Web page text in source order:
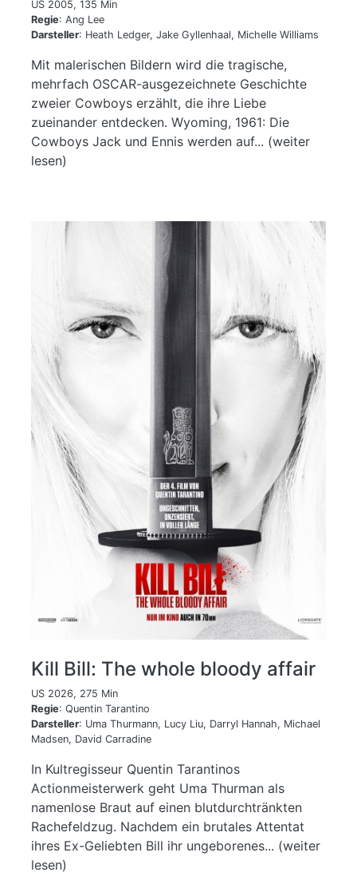
US 2005, 135 Min
Regie: Ang Lee
Darsteller: Heath Ledger, Jake Gyllenhaal, Michelle Williams
Mit malerischen Bildern wird die tragische,
mehrfach OSCAR-ausgezeichnete Geschichte
zweier Cowboys erzählt, die ihre Liebe
zueinander entdecken. Wyoming, 1961: Die
Cowboys Jack und Ennis werden auf... (weiter
lesen)
Kill Bill: The whole bloody affair
US 2026, 275 Min
Regie: Quentin Tarantino
Darsteller: Uma Thurmann, Lucy Liu, Darryl Hannah, Michael
Madsen, David Carradine
In Kultregisseur Quentin Tarantinos
Actionmeisterwerk geht Uma Thurman als
namenlose Braut auf einen blutdurchtränkten
Rachefeldzug. Nachdem ein brutales Attentat
ihres Ex-Geliebten Bill ihr ungeborenes... (weiter
lesen)